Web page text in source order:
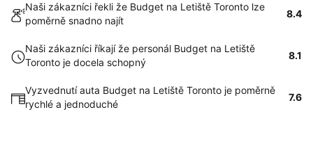
Naši zákazníci řekli že Budget na Letiště Toronto lze
poměrně snadno najít
8.4
Naši zákazníci říkají že personál Budget na Letiště
Toronto je docela schopný
8.1
Vyzvednutí auta Budget na Letiště Toronto je poměrně
rychlé a jednoduché
7.6